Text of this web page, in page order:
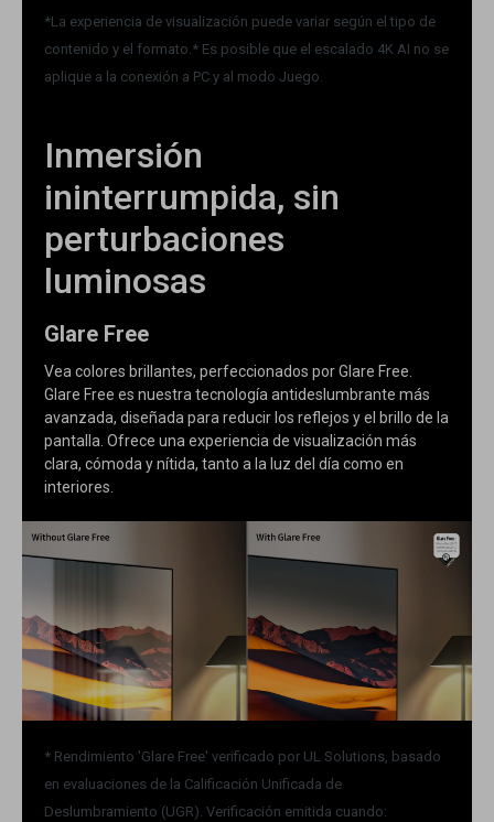
*La experiencia de visualización puede variar según el tipo de
contenido y el formato.* Es posible que el escalado 4K AI no se
aplique a la conexión a PC y al modo Juego.
Inmersión
ininterrumpida, sin
perturbaciones
luminosas
Glare Free
Vea colores brillantes, perfeccionados por Glare Free.
Glare Free es nuestra tecnología antideslumbrante más
avanzada, diseñada para reducir los reflejos y el brillo de la
pantalla. Ofrece una experiencia de visualización más
clara, cómoda y nítida, tanto a la luz del día como en
interiores.
* Rendimiento 'Glare Free' verificado por UL Solutions, basado
en evaluaciones de la Calificación Unificada de
Deslumbramiento (UGR). Verificación emitida cuando: